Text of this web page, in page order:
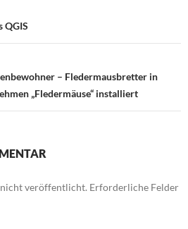
QGIS
– Fledermausbretter in
„Fledermäuse“ installiert
veröffentlicht. Erforderliche Felder